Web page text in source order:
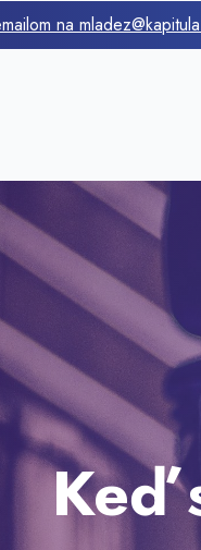
na
Keď